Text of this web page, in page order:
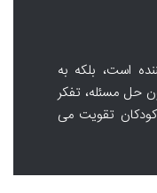
است، بلکه به
حل مسئله، تفکر
تقویت می